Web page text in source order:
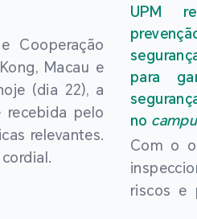
Cooperação
Macau e
(dia 22), a
recebida pelo
relevantes.
Kong.
Anos
de
das
Macau
novo
chefe
da
UPM
para
no
Com o
riscos e